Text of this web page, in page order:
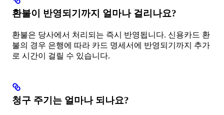
환불이 반영되기까지 얼마나 걸리나요?
환불은 당사에서 처리되는 즉시 반영됩니다. 신용카드 환
불의 경우 은행에 따라 카드 명세서에 반영되기까지 추가
로 시간이 걸릴 수 있습니다.
청구 주기는 얼마나 되나요?